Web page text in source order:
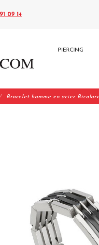
09 14
PIERCING
Bracelet homme en acier